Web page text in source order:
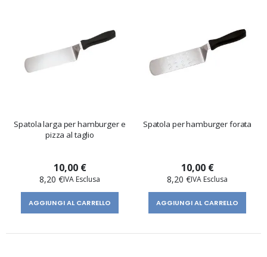
Spatola larga per hamburger e
pizza al taglio
10,00 €
8,20 €
AGGIUNGI AL CARRELLO
Spatola per hamburger forata
10,00 €
8,20 €
AGGIUNGI AL CARRELLO